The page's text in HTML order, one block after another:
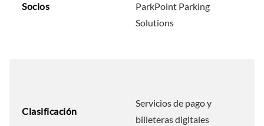
Socios
Clasificación
ParkPoint Parking
Solutions
Servicios de pago y
billeteras digitales